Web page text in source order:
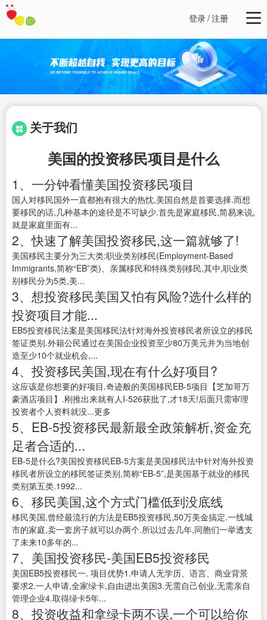
登录/注册
关于我们
美国的投资移民项目是什么
1、一分钟看懂美国投资移民项目
国人对移民国外一直都抱有很大的热忱,美国自然是首要选择.而想
要移民的话,几种基本的途径是不可缺少.首先是家庭移民,简易来说,
就是家庭里面有...
2、快速了解美国投资移民,这一篇就够了!
美国移民主要分为三大类:职业类别移民(Employment-Based
Immigrants,简称“EB”类)、亲属移民和特殊类别移民,其中,职业类
别移民分为5类,美...
3、想投资移民美国又怕有风险?选什么样的
投资项目才能...
EB5投资移民法案是美国移民法针对海外投资移民者所设立的移民
签证类别.外籍公民通过在美国企业投资至少80万美元并为当地创
造至少10个就业机会,...
4、投资移民美国,现在有什么好项目?
这应该是你想要的好项目.奇迹般的美国移民EB-5项目【芝加哥万
豪酒店项目】.刚推出来就有人I-526获批了,才18天!后面只需审理
投资者个人资料就没...更多
5、EB-5投资移民最新最全政策解析,资金充
足者合适的...
EB-5是什么?美国投资移民EB-5方案是美国移民法中针对海外投资
移民者所设立的移民签证类别,简称“EB-5”,是美国基于就业的移民
类别第五类.1992...
6、移民美国,这个方式门槛低到没底线
移民美国,曾经最流行的方法是EB5投资移民,50万美金搞定.一线城
市的家庭,卖一套房子就可以办两个.所以过去几年,同胞们一举透支
了未来10多年的...
7、美国投资移民-美国EB5投资移民
美国EB5投资移民一. 项目优势1.申请人无学历、语言、商业背景
要求2.一人申请,全家绿卡,自由进出美国3.无需自己创业,无需亲自
管理企业4.取得绿卡5年...
8、投资收益和拿绿卡两不误,一个可以给你